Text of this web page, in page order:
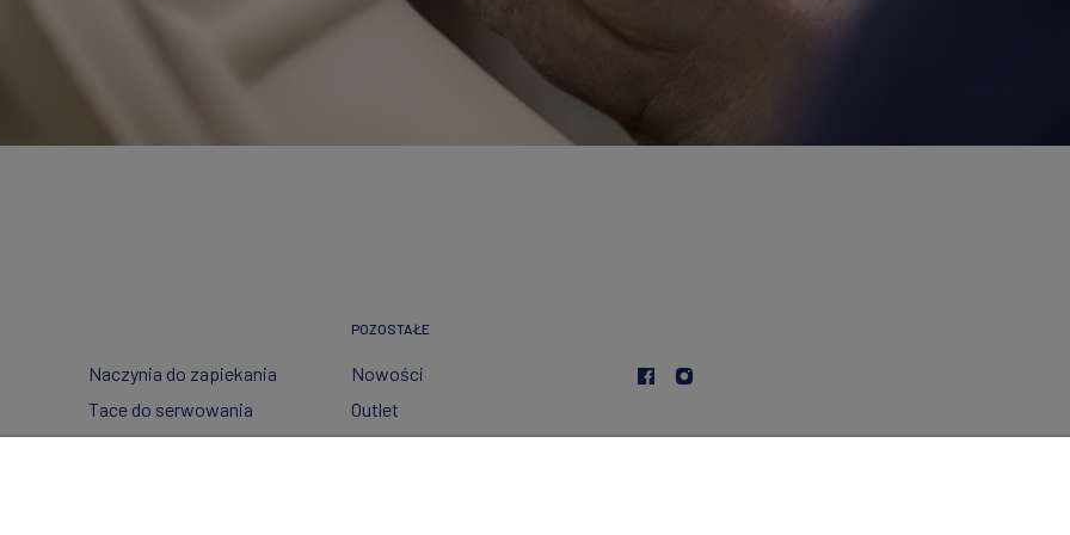
Naczynia do zapiekania
Tace do serwowania
POZOSTAŁE
Nowości
Outlet